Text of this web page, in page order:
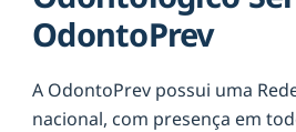
OdontoPrev
A OdontoPrev possui uma
nacional, com presença em